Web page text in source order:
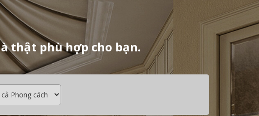
thật phù hợp cho bạn.